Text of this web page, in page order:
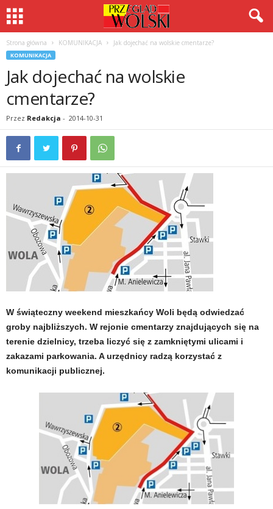
Strona główna KOMUNIKACJA Jak dojechać na wolskie cmentarze?
KOMUNIKACJA
Jak dojechać na wolskie
cmentarze?
Przez Redakcja - 2014-10-31
W świąteczny weekend mieszkańcy Woli będą odwiedzać
groby najbliższych. W rejonie cmentarzy znajdujących się na
terenie dzielnicy, trzeba liczyć się z zamkniętymi ulicami i
zakazami parkowania. A urzędnicy radzą korzystać z
komunikacji publicznej.